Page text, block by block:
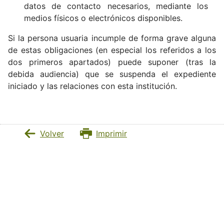
datos de contacto necesarios, mediante los
medios físicos o electrónicos disponibles.
Si la persona usuaria incumple de forma grave alguna
de estas obligaciones (en especial los referidos a los
dos primeros apartados) puede suponer (tras la
debida audiencia) que se suspenda el expediente
iniciado y las relaciones con esta institución.
Volver Imprimir